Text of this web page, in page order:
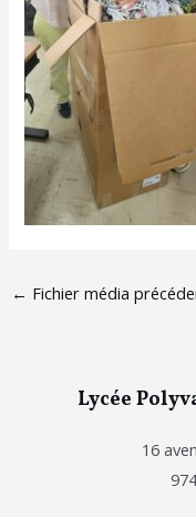
← Fichier média
Lycée
16